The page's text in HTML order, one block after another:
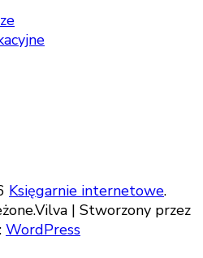
Księgarnie internetowe.
Vilva | Stworzony przez
WordPress